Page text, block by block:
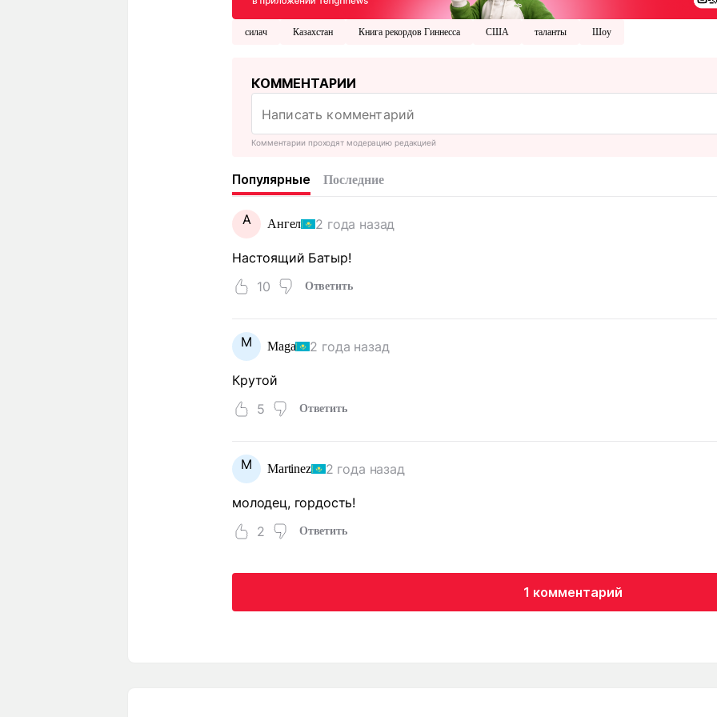
силач Казахстан Книга рекордов Гиннесса США таланты Шоу
КОММЕНТАРИИ
Комментарии проходят модерацию редакцией
Популярные Последние
А Ангел 2 года назад
Настоящий Батыр!
10
Ответить
M Maga 2 года назад
Крутой
5
Ответить
M Martinez 2 года назад
молодец, гордость!
2
Ответить
1 комментарий